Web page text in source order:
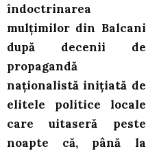
îndoctrinarea
mulţimilor din Balcani
după decenii de
propagandă
naţionalistă iniţiată de
elitele politice locale
care uitaseră peste
noapte că, până la